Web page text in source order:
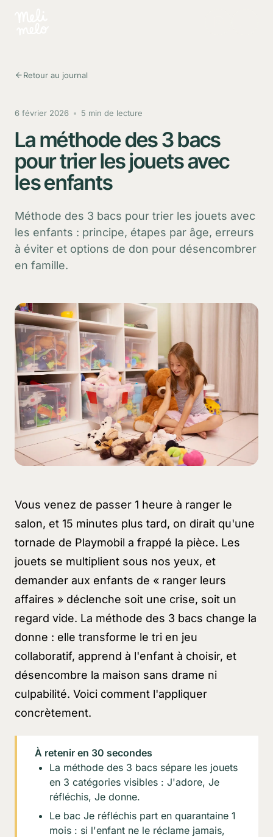
Retour au journal
6 février 2026 5 min de lecture
La méthode des 3 bacs
pour trier les jouets avec
les enfants
Méthode des 3 bacs pour trier les jouets avec
les enfants : principe, étapes par âge, erreurs
à éviter et options de don pour désencombrer
en famille.
Vous venez de passer 1 heure à ranger le
salon, et 15 minutes plus tard, on dirait qu'une
tornade de Playmobil a frappé la pièce. Les
jouets se multiplient sous nos yeux, et
demander aux enfants de « ranger leurs
affaires » déclenche soit une crise, soit un
regard vide. La méthode des 3 bacs change la
donne : elle transforme le tri en jeu
collaboratif, apprend à l'enfant à choisir, et
désencombre la maison sans drame ni
culpabilité. Voici comment l'appliquer
concrètement.
À retenir en 30 secondes
La méthode des 3 bacs sépare les jouets
en 3 catégories visibles : J'adore, Je
réfléchis, Je donne.
Le bac Je réfléchispart en quarantaine 1
mois : si l'enfant ne le réclame jamais,